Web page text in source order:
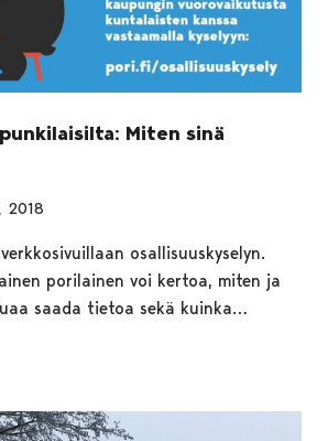
Miten sinä
2018
osallisuuskyselyn.
porilainen voi kertoa, miten ja
saada tietoa sekä kuinka…